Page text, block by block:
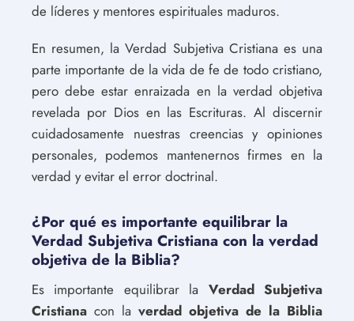
de líderes y mentores espirituales maduros.
En resumen, la Verdad Subjetiva Cristiana es una
parte importante de la vida de fe de todo cristiano,
pero debe estar enraizada en la verdad objetiva
revelada por Dios en las Escrituras. Al discernir
cuidadosamente nuestras creencias y opiniones
personales, podemos mantenernos firmes en la
verdad y evitar el error doctrinal.
¿Por qué es importante equilibrar la
Verdad Subjetiva Cristiana con la verdad
objetiva de la Biblia?
Es importante equilibrar la Verdad Subjetiva
Cristiana con la verdad objetiva de la Biblia